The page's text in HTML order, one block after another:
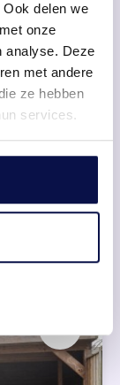
delen we
onze
analyse. Deze
met andere
ze hebben
services.